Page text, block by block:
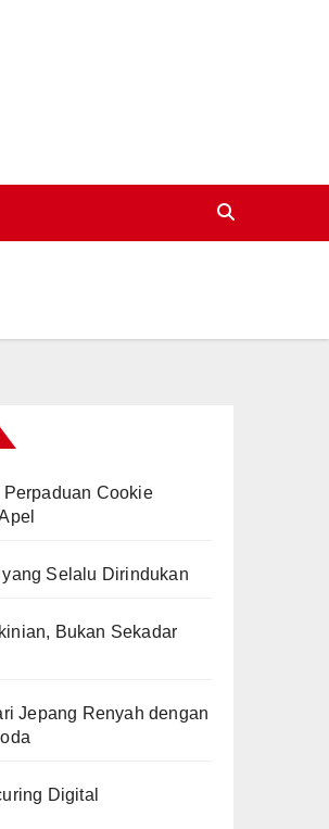
Cookie
Selalu Dirindukan
Bukan Sekadar
Jepang Renyah dengan
Digital